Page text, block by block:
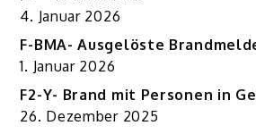
4. Januar 2026
F-BMA- Ausgelöste
1. Januar 2026
F2-Y- Brand mit Personen in
26. Dezember 2025